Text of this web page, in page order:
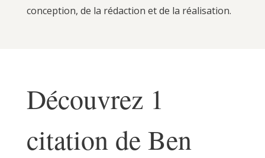
conception, de la rédaction et de la réalisation.
Découvrez 1
citation de Ben